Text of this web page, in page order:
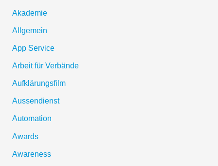
Akademie
Allgemein
App Service
Arbeit für Verbände
Aufklärungsfilm
Aussendienst
Automation
Awards
Awareness